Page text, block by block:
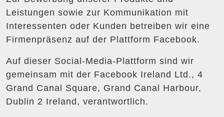
Leistungen sowie zur Kommunikation mit
Interessenten oder Kunden betreiben wir eine
Firmenpräsenz auf der Plattform Facebook.
Auf dieser Social-Media-Plattform sind wir
gemeinsam mit der Facebook Ireland Ltd., 4
Grand Canal Square, Grand Canal Harbour,
Dublin 2 Ireland, verantwortlich.